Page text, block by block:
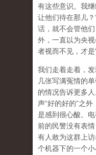
有这些意识。我
让他们待在那儿
话，就不会管他
外，一直以为央
者视而不见，才是
我们走着走着，
几张写满冤情的
的情况告诉更多
声“好的好的”之
是感到很心酸。
前的民警没有表
有人敢为这群上
个机器下的一个